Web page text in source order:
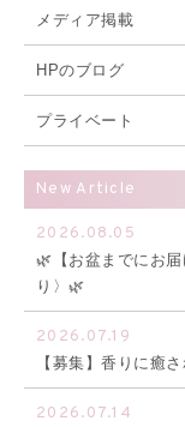
メディア掲載
HPのブログ
プライベート
New Article
2026.08.05
🌿【お盆までにお
り〉🌿
2026.07.19
【募集】香りに癒
2026.07.14